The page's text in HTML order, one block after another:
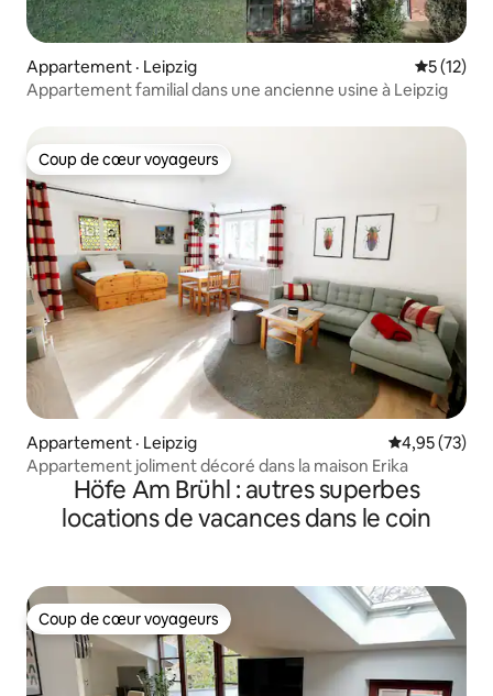
Appartement · Leipzig Note
5 (12)
Appartement familial dans une ancienne usine à Leipzig
Coup de cœur voyageurs
Coup de cœur voyageurs
Appartement · Leipzig Note
4,95 (73)
Appartement joliment décoré dans la maison Erika
Höfe Am Brühl : autres superbes
locations de vacances dans le coin
Coup de cœur voyageurs
Coup de cœur voyageurs